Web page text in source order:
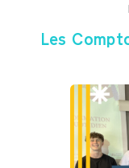
Les